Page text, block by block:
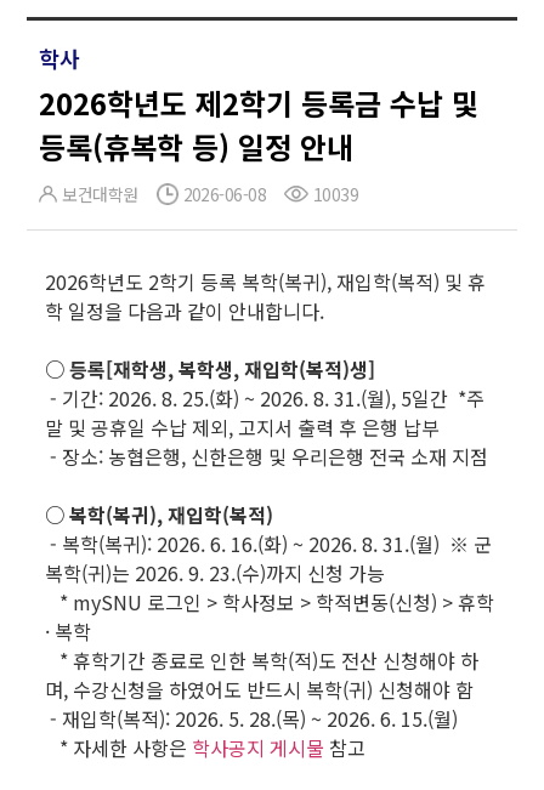
학사
2026학년도 제2학기 등록금 수납 및
등록(휴복학 등) 일정 안내
보건대학원 2026-06-08 10039
2026학년도 2학기 등록 복학(복귀), 재입학(복적) 및 휴
학 일정을 다음과 같이 안내합니다.
○ 등록[재학생, 복학생, 재입학(복적)생]
- 기간: 2026. 8. 25.(화) ~ 2026. 8. 31.(월), 5일간 *주
말 및 공휴일 수납 제외, 고지서 출력 후 은행 납부
- 장소: 농협은행, 신한은행 및 우리은행 전국 소재 지점
○ 복학(복귀), 재입학(복적)
- 복학(복귀): 2026. 6. 16.(화) ~ 2026. 8. 31.(월) ※ 군
복학(귀)는 2026. 9. 23.(수)까지 신청 가능
* mySNU 로그인 > 학사정보 > 학적변동(신청) > 휴학
· 복학
* 휴학기간 종료로 인한 복학(적)도 전산 신청해야 하
며, 수강신청을 하였어도 반드시 복학(귀) 신청해야 함
- 재입학(복적): 2026. 5. 28.(목) ~ 2026. 6. 15.(월)
* 자세한 사항은 학사공지 게시물 참고